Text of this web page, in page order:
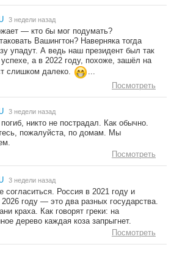
3 недели назад
— кто бы мог подумать?
Вашингтон? Наверняка тогда
упадут. А ведь наш президент был так
а в 2022 году, похоже, зашёл на
слишком далеко.
...
Посмотреть
3 недели назад
никто не пострадал. Как обычно.
пожалуйста, по домам. Мы
Посмотреть
3 недели назад
согласиться. Россия в 2021 году и
2026 году — это два разных государства.
краха. Как говорят греки: на
дерево каждая коза запрыгнет.
Посмотреть